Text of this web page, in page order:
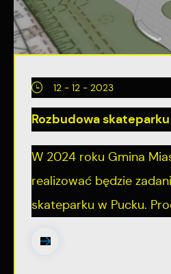
12 - 12 - 2023
Rozbudowa
W 2024 roku Gmina
realizować będzie
skateparku w Pucku.